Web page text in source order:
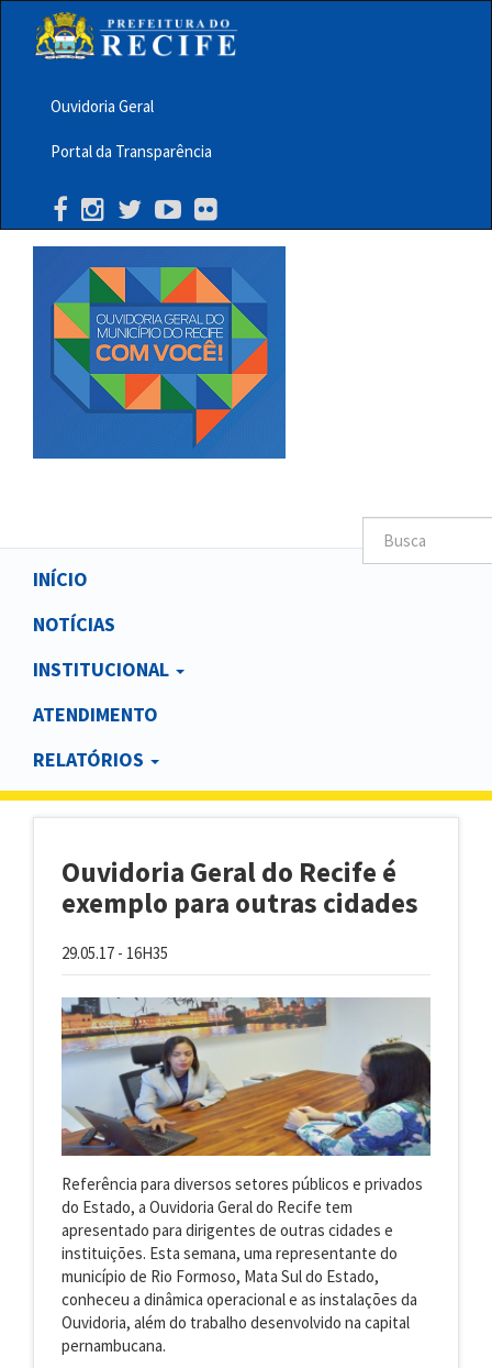
principalMenu
Barra
Topo
PCR
Ouvidoria Geral
Portal da Transparência
Main
navigation
INÍCIO
NOTÍCIAS
INSTITUCIONAL
ATENDIMENTO
RELATÓRIOS
Ouvidoria Geral do Recife é
exemplo para outras cidades
29.05.17 - 16H35
Referência para diversos setores públicos e privados
do Estado, a Ouvidoria Geral do Recife tem
apresentado para dirigentes de outras cidades e
instituições. Esta semana, uma representante do
município de Rio Formoso, Mata Sul do Estado,
conheceu a dinâmica operacional e as instalações da
Ouvidoria, além do trabalho desenvolvido na capital
pernambucana.